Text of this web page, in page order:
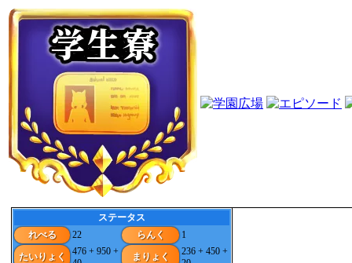
ステータス
れべる
22 らんく
1
たいりょく
476 + 950 +
まりょく
236 + 450 +